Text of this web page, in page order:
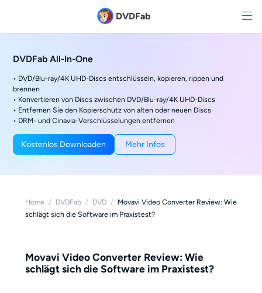
DVDFab
DVDFab All-In-One
• DVD/Blu-ray/4K UHD-Discs entschlüsseln, kopieren, rippen und
brennen
• Konvertieren von Discs zwischen DVD/Blu-ray/4K UHD-Discs
• Entfernen Sie den Kopierschutz von alten oder neuen Discs
• DRM- und Cinavia-Verschlüsselungen entfernen
Kostenlos Downloaden Mehr Infos
Home / DVDFab / DVD / Movavi Video Converter Review: Wie
schlägt sich die Software im Praxistest?
Movavi Video Converter Review: Wie
schlägt sich die Software im Praxistest?